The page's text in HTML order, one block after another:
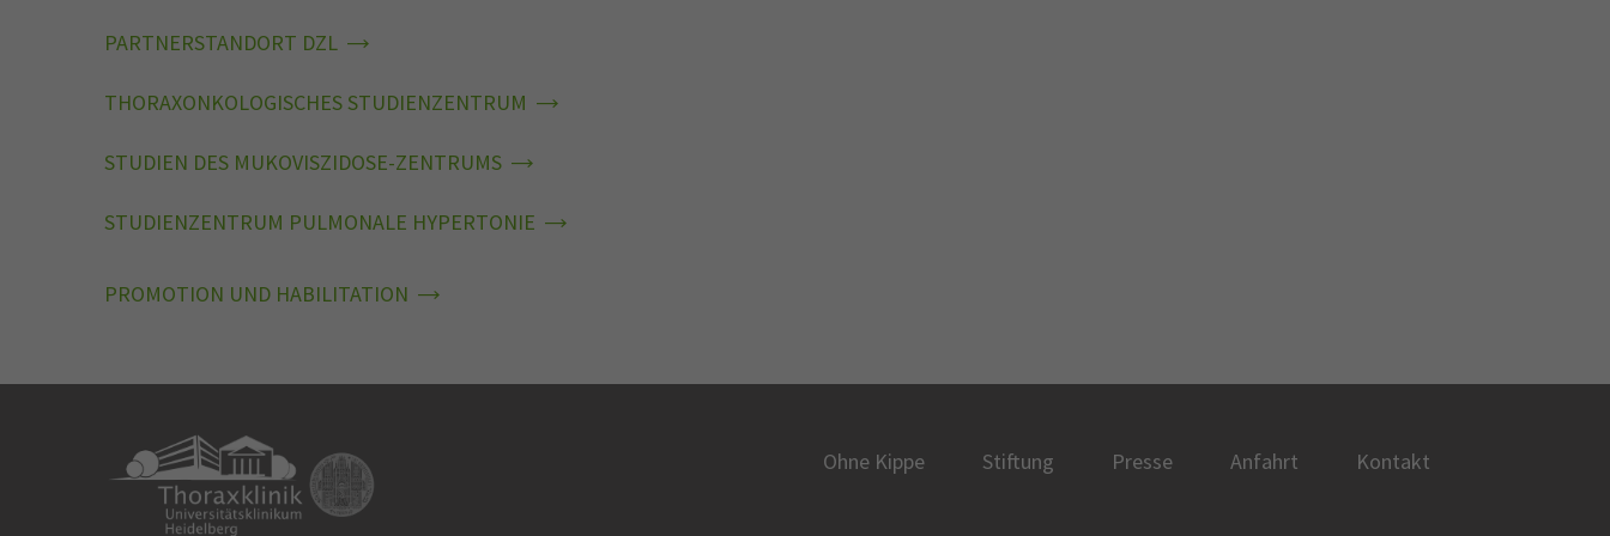
PARTNERSTANDORT DZL
THORAXONKOLOGISCHES STUDIENZENTRUM
STUDIEN DES MUKOVISZIDOSE-ZENTRUMS
STUDIENZENTRUM PULMONALE HYPERTONIE
PROMOTION UND HABILITATION
Ohne Kippe Stiftung Presse Anfahrt Kontakt